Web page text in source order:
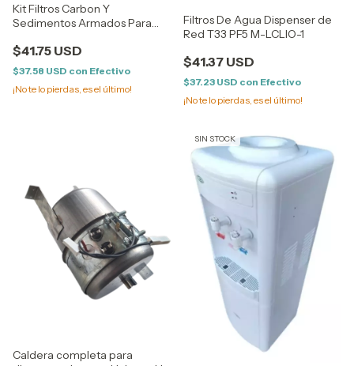
Kit Filtros Carbon Y
Sedimentos Armados Para
Brother Filtration
$41.75 USD
$37.58 USD con Efectivo
¡No te lo pierdas, es el último!
Filtros De Agua Dispenser de
Red T33 PF5 M-LCLIO-1
$41.37 USD
$37.23 USD con Efectivo
¡No te lo pierdas, es el último!
Caldera completa para
SIN STOCK